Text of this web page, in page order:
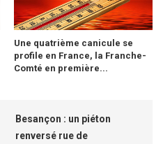
Une quatrième canicule se
profile en France, la Franche-
Comté en première...
Besançon : un piéton
renversé rue de